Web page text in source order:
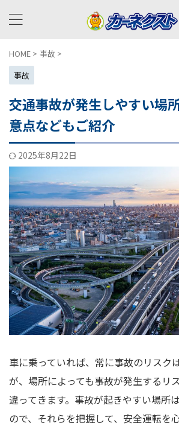
HOME > 事故 >
事故
交通事故が発生しやすい場
意点などもご紹介
2025年8月22日
車に乗っていれば、常に事故のリスク
が、場所によっても事故が発生するリ
違ってきます。事故が起きやすい場所
ので、それらを把握して、安全運転を